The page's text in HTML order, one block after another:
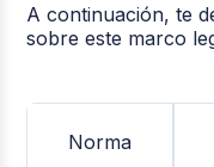
A continuación, te
sobre este marco
Norma